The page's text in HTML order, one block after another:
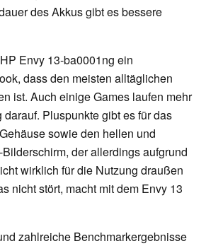
des Akkus gibt es bessere
Envy 13-ba0001ng ein
dass den meisten alltäglichen
ist. Auch einige Games laufen mehr
Pluspunkte gibt es für das
sowie den hellen und
der allerdings aufgrund
wirklich für die Nutzung draußen
nicht stört, macht mit dem Envy 13
zahlreiche Benchmarkergebnisse